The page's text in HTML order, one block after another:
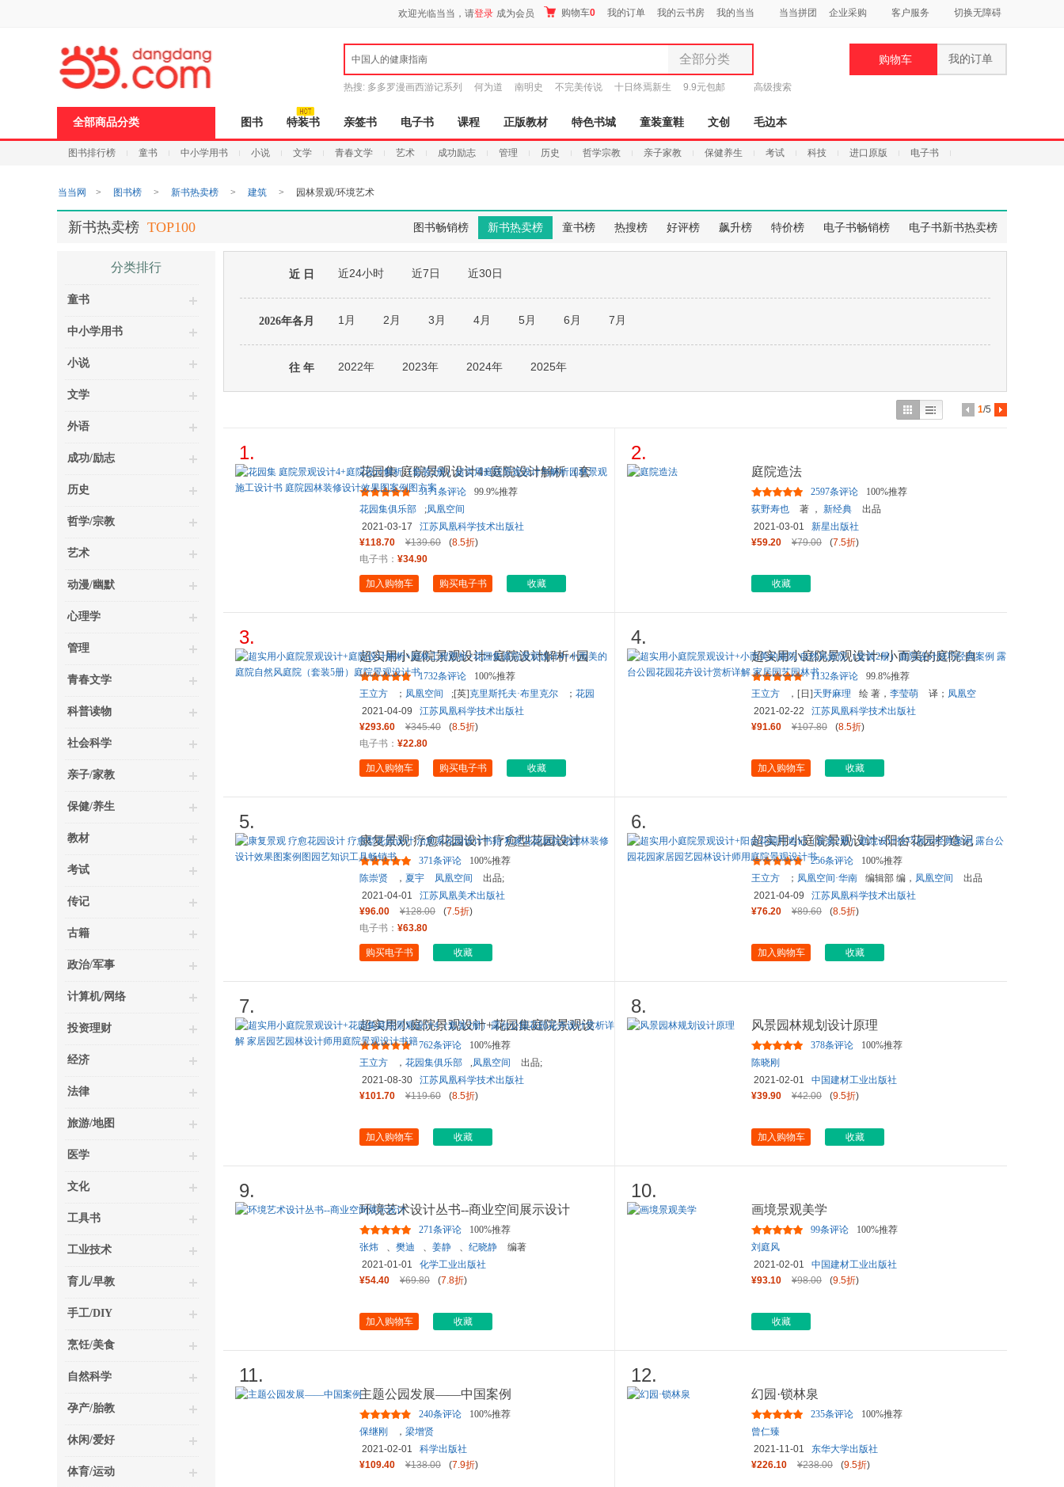
欢迎光临当当，请登录 成为会员 购物车0 我的订单 我的云书房 我的当当 当当拼团 企业采购 客户服务 切换无障碍
中国人的健康指南 全部分类
全部分类
图书
电子书
音像
玩具
孕婴服饰
热搜: 多多罗漫画西游记系列 何为道 南明史 不完美传说 十日终焉新生 9.9元包邮 高级搜索
购物车 我的订单
全部商品分类 图书 特装书 亲签书 电子书 课程 正版教材 特色书城 童装童鞋 文创 毛边本
图书排行榜 童书 中小学用书 小说 文学 青春文学 艺术 成功励志 管理 历史 哲学宗教 亲子家教 保健养生 考试 科技 进口原版 电子书
页
当当网 > 图书榜 > 新书热卖榜 > 建筑 > 园林景观/环境艺术
图书畅销榜 新书热卖榜 童书榜 热搜榜 好评榜 飙升榜 特价榜 电子书畅销榜 电子书新书热卖榜
新书热卖榜 TOP100
分类排行
童书
中小学用书
小说
文学
外语
成功/励志
历史
哲学/宗教
艺术
动漫/幽默
心理学
管理
青春文学
科普读物
社会科学
亲子/家教
保健/养生
教材
考试
传记
古籍
政治/军事
计算机/网络
投资理财
经济
法律
旅游/地图
医学
文化
工具书
工业技术
育儿/早教
手工/DIY
烹饪/美食
自然科学
孕产/胎教
休闲/爱好
体育/运动
近 日 近24小时 近7日 近30日
2026年各月 1月 2月 3月 4月 5月 6月 7月
往 年 2022年 2023年 2024年 2025年
1/5
1.
花园集 庭院景观设计4+庭院设计解析（套
装2册）超实用庭院景观设...
3171条评论
99.9%推荐
花园集俱乐部
;凤凰空间
2021-03-17
江苏凤凰科学技术出版社
¥118.70
¥139.60 (8.5折)
电子书： ¥34.90
加入购物车 购买电子书 收藏
2.
庭院造法
2597条评论
100%推荐
荻野寿也
著 ， 新经典
出品
2021-03-01
新星出版社
¥59.20
¥79.00 (7.5折)
收藏
3.
超实用小庭院景观设计+庭院设计解析+园
林工程图析+花园集庭院景观
1732条评论
100%推荐
王立方
； 凤凰空间 ;[英]克里斯托夫·布里克尔 ； 花园
集俱乐部
；[日]天野麻理 绘 著，李莹萌
间
出品
2021-04-09
江苏凤凰科学技术出版社
¥293.60
¥345.40 (8.5折)
电子书： ¥22.80
加入购物车 购买电子书 收藏
4.
超实用小庭院景观设计+小而美的庭院 自
然风庭院（套装2册）庭院设
1132条评论
99.8%推荐
王立方
，[日]天野麻理 绘 著， 李莹萌 译； 凤凰空
间
出品
2021-02-22
江苏凤凰科学技术出版社
¥91.60
¥107.80 (8.5折)
加入购物车 收藏
5.
康复景观 疗愈花园设计 疗愈型花园设计
治愈系花园设计书籍 私家...
371条评论
100%推荐
陈崇贤
， 夏宇 凤凰空间
出品;
2021-04-01
江苏凤凰美术出版社
¥96.00
¥128.00 (7.5折)
电子书： ¥63.80
购买电子书 收藏
6.
超实用小庭院景观设计+阳台花园打造记
（套装2册）庭院设计技巧展
256条评论
100%推荐
王立方
； 凤凰空间·华南 编辑部 编， 凤凰空间
出品
2021-04-09
江苏凤凰科学技术出版社
¥76.20
¥89.60 (8.5折)
加入购物车 收藏
7.
超实用小庭院景观设计+花园集庭院景观设
计4（套装2册）露台公园花
762条评论
100%推荐
王立方
， 花园集俱乐部 ,凤凰空间
出品;
2021-08-30
江苏凤凰科学技术出版社
¥101.70
¥119.60 (8.5折)
加入购物车 收藏
8.
风景园林规划设计原理
378条评论
100%推荐
陈晓刚
2021-02-01
中国建材工业出版社
¥39.90
¥42.00 (9.5折)
加入购物车 收藏
9.
环境艺术设计丛书--商业空间展示设计
271条评论
100%推荐
张炜
、 樊迪 、 姜静 、 纪晓静
编著
2021-01-01
化学工业出版社
¥54.40
¥69.80 (7.8折)
加入购物车 收藏
10.
画境景观美学
99条评论
100%推荐
刘庭风
2021-02-01
中国建材工业出版社
¥93.10
¥98.00 (9.5折)
收藏
11.
主题公园发展——中国案例
240条评论
100%推荐
保继刚
， 梁增贤
2021-02-01
科学出版社
¥109.40
¥138.00 (7.9折)
12.
幻园·锁林泉
235条评论
100%推荐
曾仁臻
2021-11-01
东华大学出版社
¥226.10
¥238.00 (9.5折)